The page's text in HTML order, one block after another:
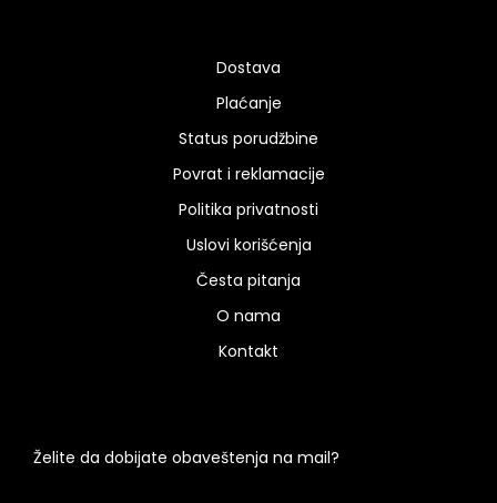
Dostava
Plaćanje
Status porudžbine
Povrat i reklamacije
Politika privatnosti
Uslovi korišćenja
Česta pitanja
O nama
Kontakt
Želite da dobijate obaveštenja na mail?